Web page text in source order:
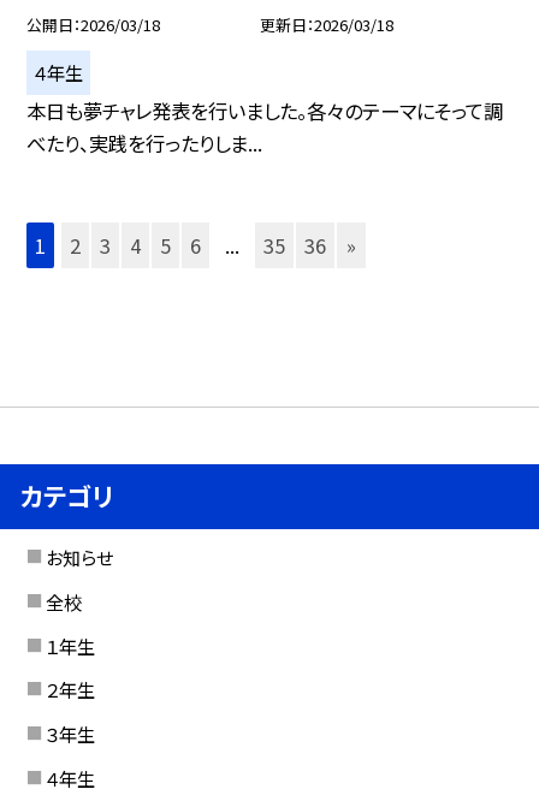
公開日 2026/03/18 更新日 2026/03/18
４年生
本日も夢チャレ発表を行いました。各々のテーマにそって調
べたり、実践を行ったりしま...
1 2 3 4 5 6 ... 35 36 »
カテゴリ
お知らせ
全校
１年生
２年生
３年生
４年生